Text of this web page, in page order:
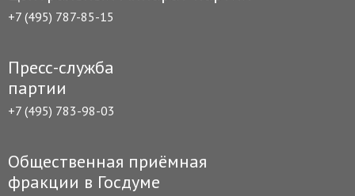
+7 (495) 787-85-15
Пресс-служба
партии
+7 (495) 783-98-03
Общественная приёмная
фракции в Госдуме